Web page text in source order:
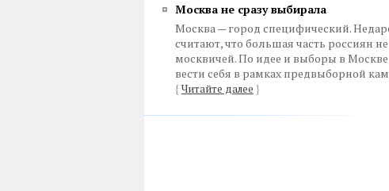
Москва не сразу выбирала
Москва — город специфический.
считают, что большая часть россиян
москвичей. По идее и выборы в
вести себя в рамках предвыборной
{ Читайте далее }